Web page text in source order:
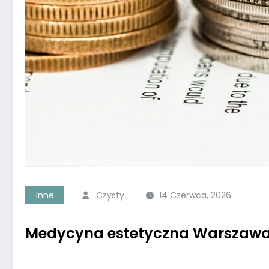
Inne Czysty 14 Czerwca, 2026
Medycyna estetyczna